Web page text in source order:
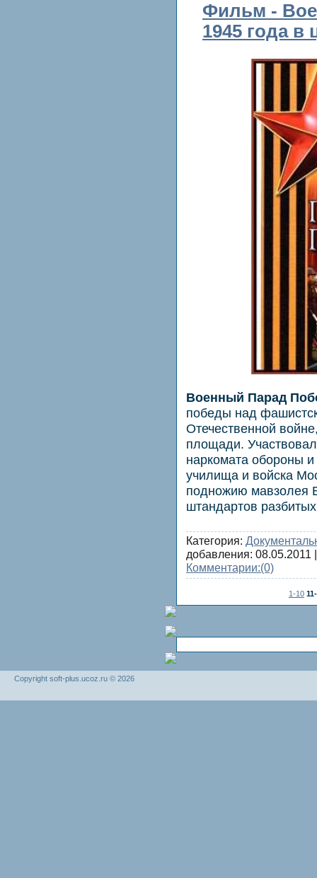
Фильм -
1945 года в
Военный Парад
победы над
Отечественной
площади.
наркомата обороны
училища и войска
подножию мавзолея
штандартов
Категория:
добавления: 08.05.2011
Комментарии:(0)
1-10
Copyright soft-plus.ucoz.ru © 2026